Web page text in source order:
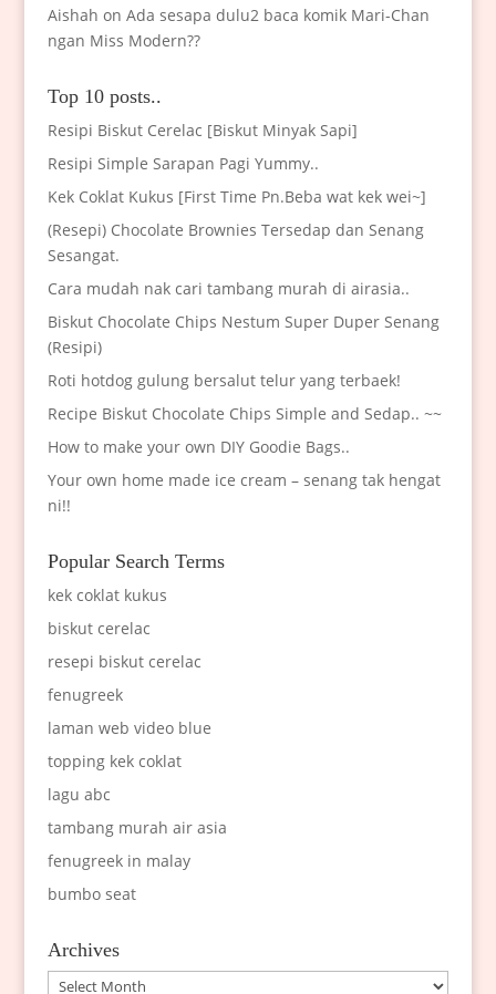
Aishah on Ada sesapa dulu2 baca komik Mari-Chan
ngan Miss Modern??
Top 10 posts..
Resipi Biskut Cerelac [Biskut Minyak Sapi]
Resipi Simple Sarapan Pagi Yummy..
Kek Coklat Kukus [First Time Pn.Beba wat kek wei~]
(Resepi) Chocolate Brownies Tersedap dan Senang
Sesangat.
Cara mudah nak cari tambang murah di airasia..
Biskut Chocolate Chips Nestum Super Duper Senang
(Resipi)
Roti hotdog gulung bersalut telur yang terbaek!
Recipe Biskut Chocolate Chips Simple and Sedap.. ~~
How to make your own DIY Goodie Bags..
Your own home made ice cream – senang tak hengat
ni!!
Popular Search Terms
kek coklat kukus
biskut cerelac
resepi biskut cerelac
fenugreek
laman web video blue
topping kek coklat
lagu abc
tambang murah air asia
fenugreek in malay
bumbo seat
Archives
Archives